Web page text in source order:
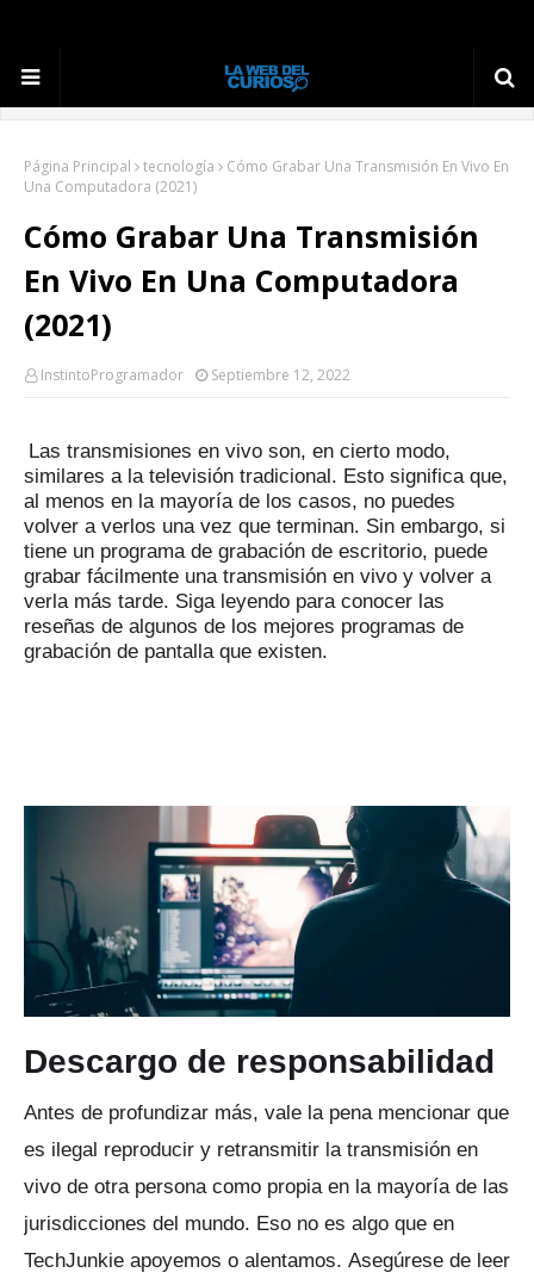
Página Principal tecnología
Cómo Grabar Una Transmisión En Vivo En
Una Computadora (2021)
Cómo Grabar Una Transmisión
En Vivo En Una Computadora
(2021)
InstintoProgramador Septiembre 12, 2022
Las transmisiones en vivo son, en cierto modo,
similares a la televisión tradicional. Esto significa que,
al menos en la mayoría de los casos, no puedes
volver a verlos una vez que terminan. Sin embargo, si
tiene un programa de grabación de escritorio, puede
grabar fácilmente una transmisión en vivo y volver a
verla más tarde. Siga leyendo para conocer las
reseñas de algunos de los mejores programas de
grabación de pantalla que existen.
Descargo de responsabilidad
Antes de profundizar más, vale la pena mencionar que
es ilegal reproducir y retransmitir la transmisión en
vivo de otra persona como propia en la mayoría de las
jurisdicciones del mundo. Eso no es algo que en
TechJunkie apoyemos o alentamos. Asegúrese de leer